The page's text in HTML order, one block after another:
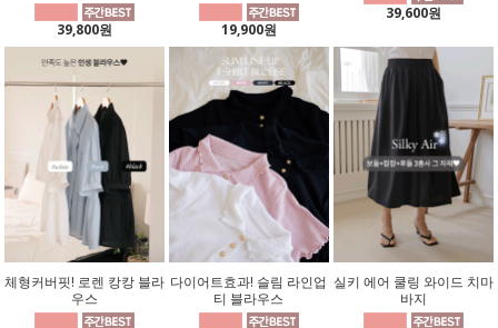
39,800원 19,900원
39,600원
체형커버핏! 로렌 캉캉 블라
우스
다이어트효과! 슬림 라인업
티 블라우스
실키 에어 쿨링 와이드 치마
바지